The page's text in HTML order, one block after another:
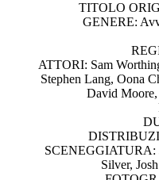
TITOLO
GENERE:
ATTORI: Sam
Stephen Lang, Oona
David
SCENEGGIATURA:
Silver,